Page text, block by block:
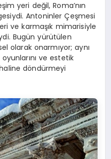
yeri değil, Roma’nın
Antoninler Çeşmesi
ve karmaşık mimarisiyle
Bugün yürütülen
olarak onarmıyor; aynı
oyunlarını ve estetik
döndürmeyi